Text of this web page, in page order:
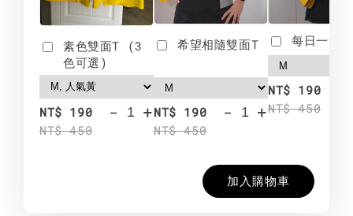
素色雙面T (3
色可選)
NT$ 190
NT$ 450
- +
希望相隨雙面T
NT$ 190
NT$ 450
- +
每日一笑
NT$ 190
NT$ 450
加入購物車